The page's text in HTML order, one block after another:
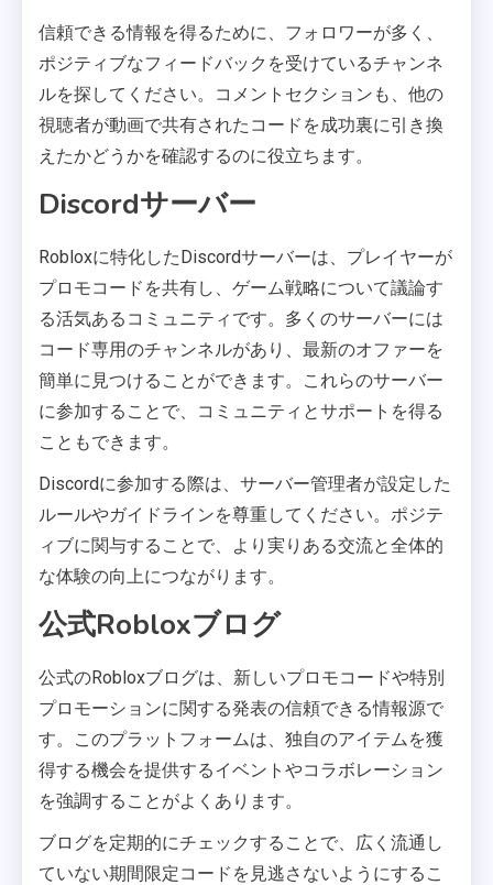
信頼できる情報を得るために、フォロワーが多く、
ポジティブなフィードバックを受けているチャンネ
ルを探してください。コメントセクションも、他の
視聴者が動画で共有されたコードを成功裏に引き換
えたかどうかを確認するのに役立ちます。
Discordサーバー
Robloxに特化したDiscordサーバーは、プレイヤーが
プロモコードを共有し、ゲーム戦略について議論す
る活気あるコミュニティです。多くのサーバーには
コード専用のチャンネルがあり、最新のオファーを
簡単に見つけることができます。これらのサーバー
に参加することで、コミュニティとサポートを得る
こともできます。
Discordに参加する際は、サーバー管理者が設定した
ルールやガイドラインを尊重してください。ポジテ
ィブに関与することで、より実りある交流と全体的
な体験の向上につながります。
公式Robloxブログ
公式のRobloxブログは、新しいプロモコードや特別
プロモーションに関する発表の信頼できる情報源で
す。このプラットフォームは、独自のアイテムを獲
得する機会を提供するイベントやコラボレーション
を強調することがよくあります。
ブログを定期的にチェックすることで、広く流通し
ていない期間限定コードを見逃さないようにするこ